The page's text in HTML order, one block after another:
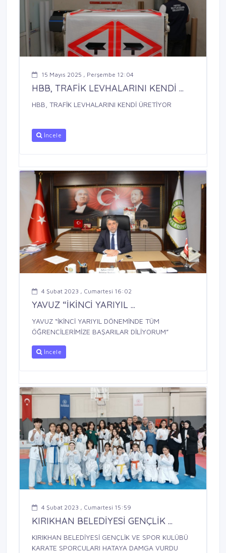
15 Mayıs 2025 , Perşembe 12:04
HBB, TRAFİK LEVHALARINI KENDİ ...
HBB, TRAFİK LEVHALARINI KENDİ ÜRETİYOR
İncele
4 Şubat 2023 , Cumartesi 16:02
YAVUZ “İKİNCİ YARIYIL ...
YAVUZ “İKİNCİ YARIYIL DÖNEMİNDE TÜM
ÖĞRENCİLERİMİZE BAŞARILAR DİLİYORUM”
İncele
4 Şubat 2023 , Cumartesi 15:59
KIRIKHAN BELEDİYESİ GENÇLİK ...
KIRIKHAN BELEDİYESİ GENÇLİK VE SPOR KULÜBÜ
KARATE SPORCULARI HATAYA DAMGA VURDU